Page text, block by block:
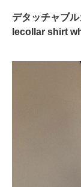
デタッチャブ
lecollar shirt